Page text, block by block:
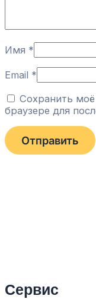
Имя *
Email *
Сохранить
браузере для
Сервис